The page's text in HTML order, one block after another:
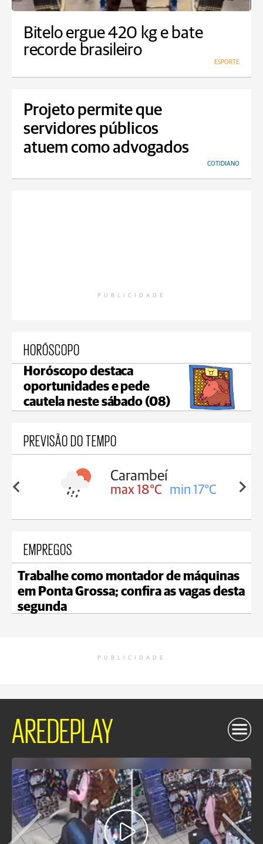
Bitelo ergue 420 kg e bate
recorde brasileiro
ESPORTE
Projeto permite que
servidores públicos
atuem como advogados
COTIDIANO
PUBLICIDADE
HORÓSCOPO
Horóscopo destaca
oportunidades e pede
cautela neste sábado (08)
PREVISÃO DO TEMPO
18°C
Carambeí
max 18°C min 17°C
EMPREGOS
Trabalhe como montador de máquinas
em Ponta Grossa; confira as vagas desta
segunda
PUBLICIDADE
AREDEPLAY